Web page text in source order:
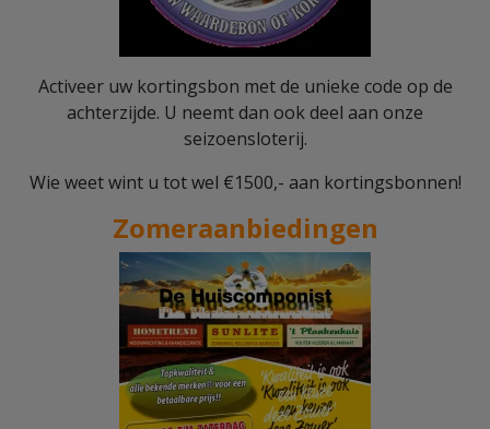
Activeer uw kortingsbon met de unieke code op de
achterzijde. U neemt dan ook deel aan onze
seizoensloterij.
Wie weet wint u tot wel €1500,- aan kortingsbonnen!
Zomeraanbiedingen